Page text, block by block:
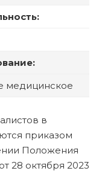
медицинское
в
приказом
Положения
28 октября 2023